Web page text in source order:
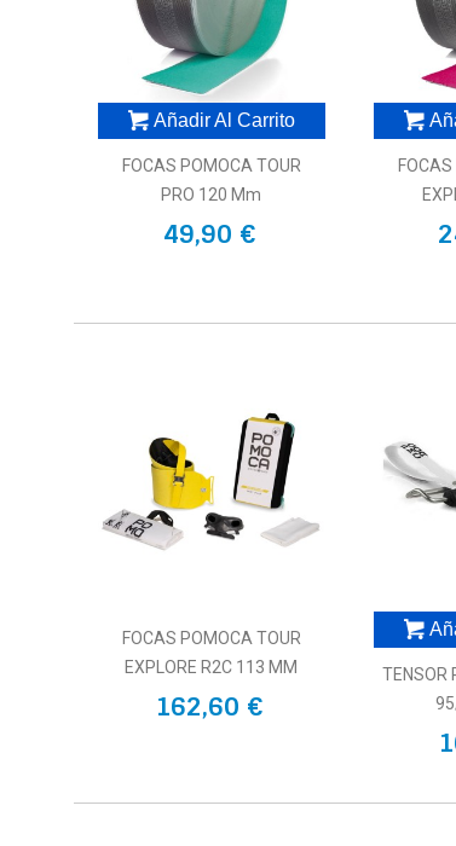
Añadir Al Carrito
FOCAS POMOCA TOUR
PRO 120 Mm
49,90 €
FOCAS POMOCA TOUR
EXPLORE R2C 113 MM
162,60 €
TENSOR